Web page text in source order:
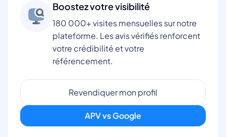
Boostez votre visibilité
180 000+ visites mensuelles sur notre
plateforme. Les avis vérifiés renforcent
votre crédibilité et votre
référencement.
Revendiquer mon profil
APV vs Google